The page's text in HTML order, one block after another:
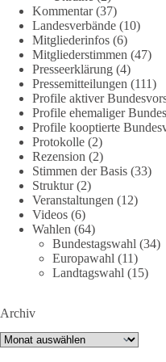
DieBasis
2 Tage(n) zuvor
Jetzt dieBasis Sachsen-Anhalt
Die Landtagswahl 2026 in
September statt. Die Inhalte
geteilt und diskutiert werden.
Folge unseren Kanälen:
Facebook:
https://www.facebook.com/
Instragram:
https://www.instagram.com/
Tiktok: https://
🟩🟩🟦🟦🟥🟥🟧🟧
Kommentar(37)
Landesverbände (10)
Mitgliederinfos (6)
Mitgliederstimmen (47)
Presseerklärung (4)
Pressemitteilungen (111)
Profile aktiver
Profile ehemaliger
Profile kooptierte
Protokolle (2)
Rezension (2)
Stimmen der Basis (33)
Struktur(2)
Veranstaltungen (12)
Videos (6)
Wahlen (64)
Bundestagswahl (34)
Europawahl (11)
Landtagswahl (15)
Archiv
Archiv